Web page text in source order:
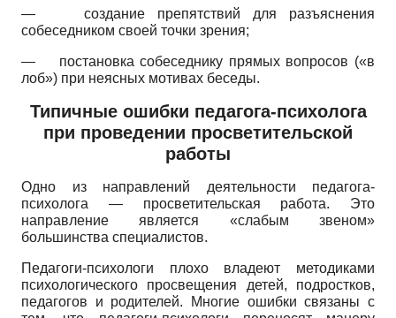
—создание препятствий для разъяснения
собеседником своей точки зрения;
— постановка собеседнику прямых вопросов («в
лоб») при неясных мотивах беседы.
Типичные ошибки педагога-психолога
при проведении просветительской
работы
Одно из направлений деятельности педагога-
психолога — просветительская работа. Это
направление является «слабым звеном»
большинства специалистов.
Педагоги-психологи плохо владеют методиками
психологического просвещения детей, подростков,
педагогов и родителей. Многие ошибки связаны с